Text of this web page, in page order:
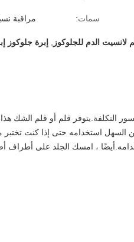
سمات: مراقبة
إبرة جلوكوز إبرة 9 إعدادات
السهل استخدامه حتى إذا كنت
، امسك الجلد على أطراف